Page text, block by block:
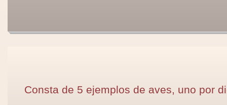
Consta de 5 ejemplos de aves, uno por